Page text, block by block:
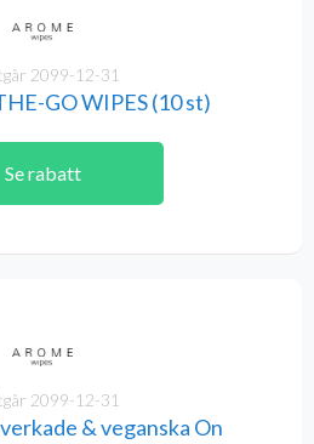
2099-12-31
GO WIPES (10 st)
Se rabatt
2099-12-31
& veganska On